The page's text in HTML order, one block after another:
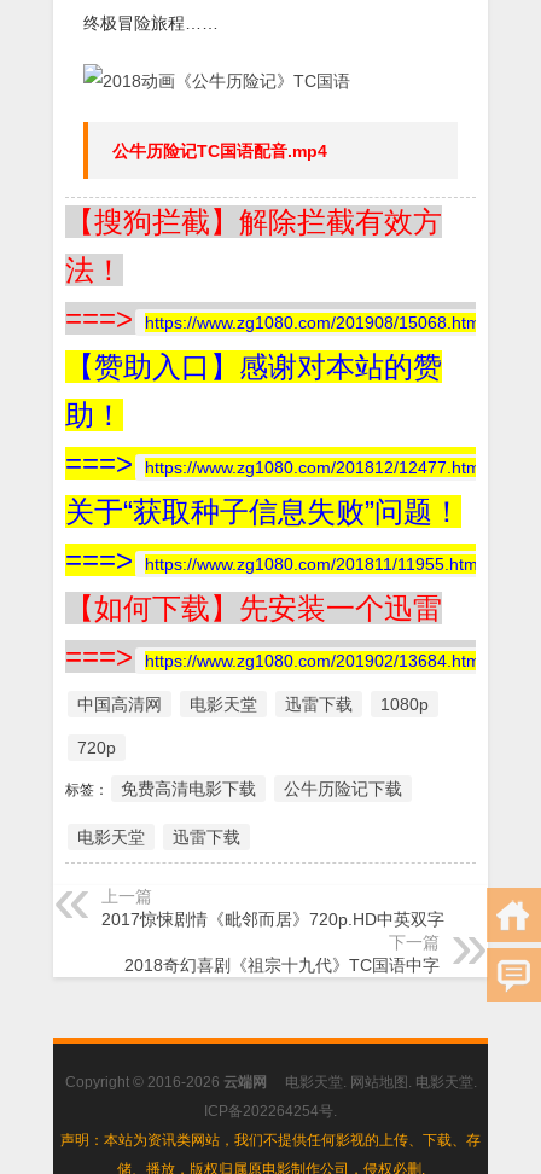
终极冒险旅程……
公牛历险记TC国语配音.mp4
【搜狗拦截】解除拦截有效方
法！
===>
https://www.zg1080.com/201908/15068.html
【赞助入口】感谢对本站的赞
助！
===>
https://www.zg1080.com/201812/12477.html
关于“获取种子信息失败”问题！
===>
https://www.zg1080.com/201811/11955.html
【如何下载】先安装一个迅雷
===>
https://www.zg1080.com/201902/13684.html
中国高清网 电影天堂 迅雷下载 1080p
720p
标签： 免费高清电影下载 公牛历险记下载
电影天堂 迅雷下载
上一篇
2017惊悚剧情《毗邻而居》720p.HD中英双字
下一篇
2018奇幻喜剧《祖宗十九代》TC国语中字
Copyright © 2016-2026 云端网 电影天堂 网站地图 电影天堂
ICP备202264254号
声明：本站为资讯类网站，我们不提供任何影视的上传、下载、存
储、播放，版权归属原电影制作公司，侵权必删.